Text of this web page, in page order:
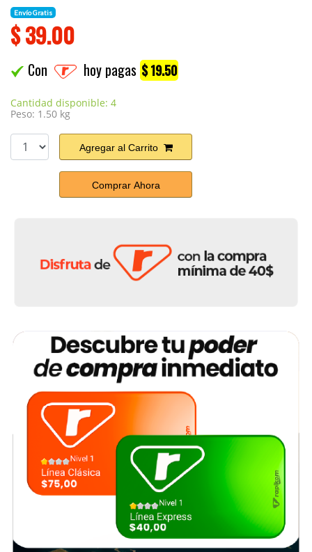
Envío Gratis
$39.00
Con hoy pagas $ 19.50
Cantidad disponible: 4
Peso: 1.50 kg
Agregar al Carrito
Comprar Ahora